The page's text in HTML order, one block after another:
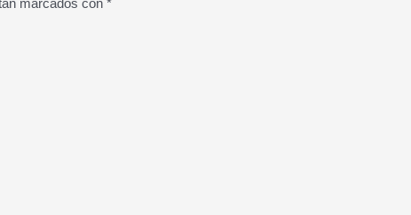
marcados con *